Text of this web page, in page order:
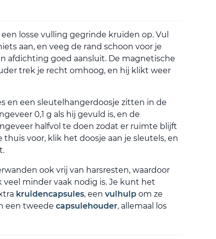
losse vulling gegrinde kruiden op. Vul
aan, en veeg de rand schoon voor je
afdichting goed aansluit. De magnetische
trek je recht omhoog, en hij klikt weer
en een sleutelhangerdoosje zitten in de
0,1 g als hij gevuld is, en de
halfvol te doen zodat er ruimte blijft
voor, klik het doosje aan je sleutels, en
ook vrij van harsresten, waardoor
minder vaak nodig is. Je kunt het
kruidencapsules, een vulhulp om ze
een tweede capsulehouder, allemaal los